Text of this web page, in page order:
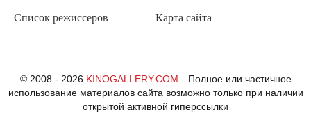
Список режиссеров Карта сайта
© 2008 - 2026 KINOGALLERY.COM
Полное или частичное
использование материалов сайта возможно только при наличии
открытой активной гиперссылки